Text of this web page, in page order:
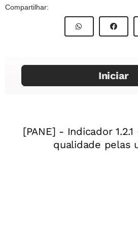
Este plano de aula foi produzido
de Nova Escola
Mentor: Bianca Silva
8º ano do Ensino
Compartilhar: